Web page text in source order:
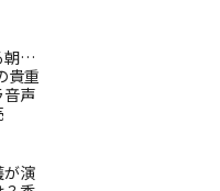
朝…
貴重
音声
が演